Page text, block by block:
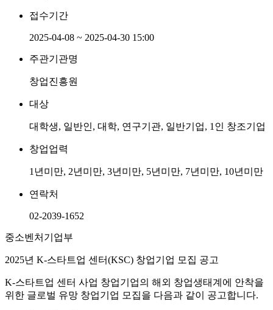
접수기간
2025-04-08 ~ 2025-04-30 15:00
주관기관명
창업진흥원
대상
대학생, 일반인, 대학, 연구기관, 일반기업, 1인 창조기업
창업업력
1년미만, 2년미만, 3년미만, 5년미만, 7년미만, 10년미만
연락처
02-2039-1652
중소벤처기업부
2025년 K-스타트업 센터(KSC) 창업기업 모집 공고
K-스타트업 센터 사업 창업기업의 해외 창업생태계에 안착을
위한 글로벌 유망 창업기업 모집을 다음과 같이 공고합니다.